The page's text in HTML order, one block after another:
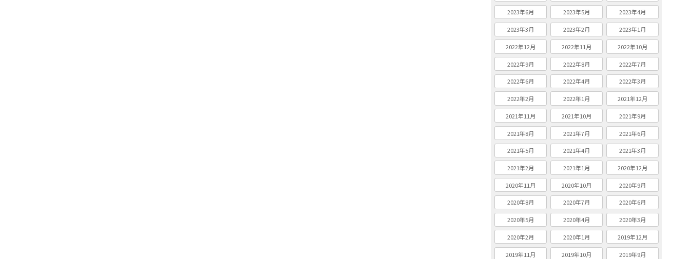
2023年6月 2023年5月 2023年4月
2023年3月 2023年2月 2023年1月
2022年12月 2022年11月 2022年10月
2022年9月 2022年8月 2022年7月
2022年6月 2022年4月 2022年3月
2022年2月 2022年1月 2021年12月
2021年11月 2021年10月 2021年9月
2021年8月 2021年7月 2021年6月
2021年5月 2021年4月 2021年3月
2021年2月 2021年1月 2020年12月
2020年11月 2020年10月 2020年9月
2020年8月 2020年7月 2020年6月
2020年5月 2020年4月 2020年3月
2020年2月 2020年1月 2019年12月
2019年11月 2019年10月 2019年9月